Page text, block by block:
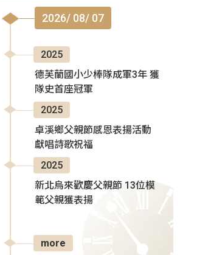
2026/ 08/ 07
2025
德芙蘭國小少棒隊成軍3年 獲
隊史首座冠軍
2025
卓溪鄉父親節感恩表揚活動
獻唱詩歌祝福
2025
新北烏來歡慶父親節 13位模
範父親獲表揚
more